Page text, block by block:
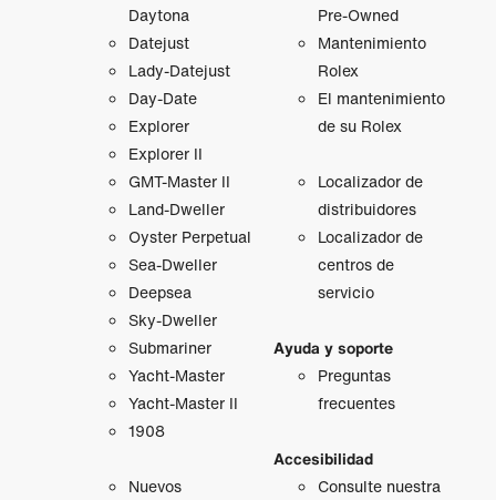
Daytona
Datejust
Lady‑Datejust
Day-Date
Explorer
Explorer II
GMT‑Master II
Land-Dweller
Oyster Perpetual
Sea-Dweller
Deepsea
Sky-Dweller
Submariner
Yacht-Master
Yacht-Master II
1908
Nuevos
Pre-Owned
Mantenimiento
Rolex
El mantenimiento
de su Rolex
Localizador de
distribuidores
Localizador de
centros de
servicio
Ayuda y soporte
Preguntas
frecuentes
Accesibilidad
Consulte nuestra